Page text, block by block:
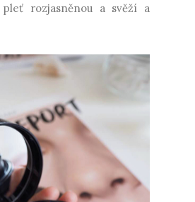
rozjasněnou a svěží a